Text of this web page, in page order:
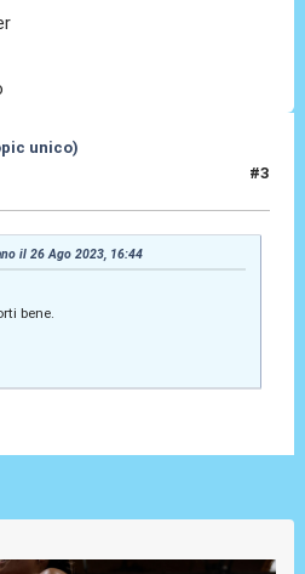
unico)
#3
il 26 Ago 2023, 16:44
bene.